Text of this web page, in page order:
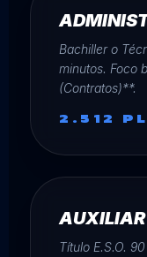
Bachiller o
minutos. Foco
(Contratos)**.
2.512
Título E.S.O.